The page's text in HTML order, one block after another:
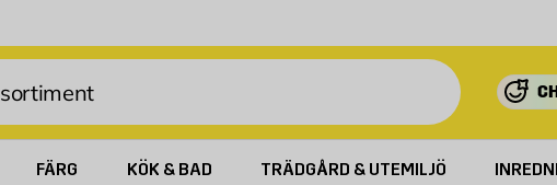
FÄRG KÖK & BAD TRÄDGÅRD & UTEMILJÖ